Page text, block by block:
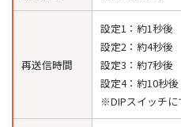
再送信時間
設定1：約1秒後
設定2：約4秒後
設定3：約7秒後
設定4：約10秒後
※DIPスイッチに